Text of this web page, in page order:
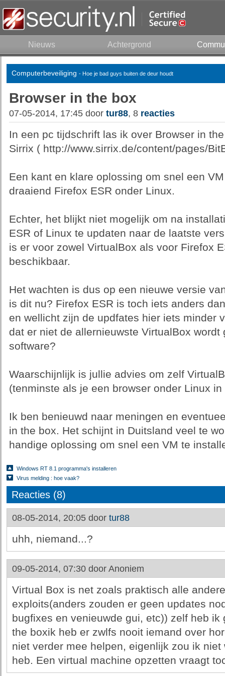
Nieuws Achtergrond
Computerbeveiliging - Hoe je bad guys buiten de deur houdt
Browser in the box
07-05-2014, 17:45 door tur88, 8 reacties
In een pc tijdschrift las ik over Browser in
Sirrix ( http://www.sirrix.de/content/pages/
Een kant en klare oplossing om snel een
draaiend Firefox ESR onder Linux.
Echter, het blijkt niet mogelijk om na
ESR of Linux te updaten naar de laatste
is er voor zowel VirtualBox als voor Firefox
beschikbaar.
Het wachten is dus op een nieuwe versie
is dit nu? Firefox ESR is toch iets anders
en wellicht zijn de updfates hier iets minder
dat er niet de allernieuwste VirtualBox
software?
Waarschijnlijk is jullie advies om zelf
(tenminste als je een browser onder Linux
Ik ben benieuwd naar meningen en
in the box. Het schijnt in Duitsland veel te
handige oplossing om snel een VM te
Windows RT 8.1 programma's installeren
Virus melding : hoe vaak?
Reacties (8)
08-05-2014, 20:05 door tur88
uhh, niemand...?
09-05-2014, 07:30 door Anoniem
Virtual Box is net zoals praktisch alle
exploits(anders zouden er geen updates
bugfixes en venieuwde gui, etc)) zelf heb
the boxik heb er zwlfs nooit iemand over
niet verder mee helpen, eigenlijk zou ik
heb. Een virtual machine opzetten vraagt